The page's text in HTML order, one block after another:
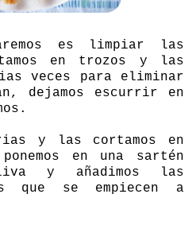
es limpiar las
en trozos y las
veces para eliminar
dejamos escurrir en
y las cortamos en
en una sartén
y añadimos las
que se empiecen a